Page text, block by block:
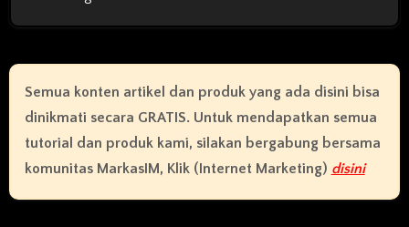
Semua konten artikel dan produk yang ada disini bisa
dinikmati secara GRATIS. Untuk mendapatkan semua
tutorial dan produk kami, silakan bergabung bersama
komunitas MarkasIM, Klik (Internet Marketing) disini